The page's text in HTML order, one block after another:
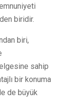
biridir.
biri,
sahip
bir konuma
de büyük